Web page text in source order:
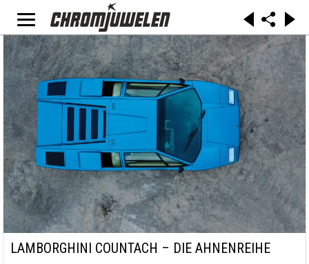
LAMBORGHINI COUNTACH – DIE AHNENREIHE